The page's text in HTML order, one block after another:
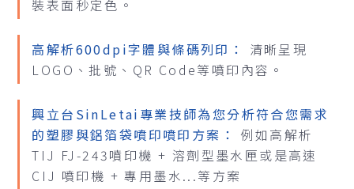
裝表面秒定色。
高解析600dpi字體與條碼列印：
清晰呈現
LOGO、批號、QR Code等噴印內容。
興立台SinLetai專業技師為您分析符合您需求
的塑膠與鋁箔袋噴印噴印方案：
例如高解析
TIJ FJ-243噴印機 + 溶劑型墨水匣或是高速
CIJ 噴印機 + 專用墨水...等方案